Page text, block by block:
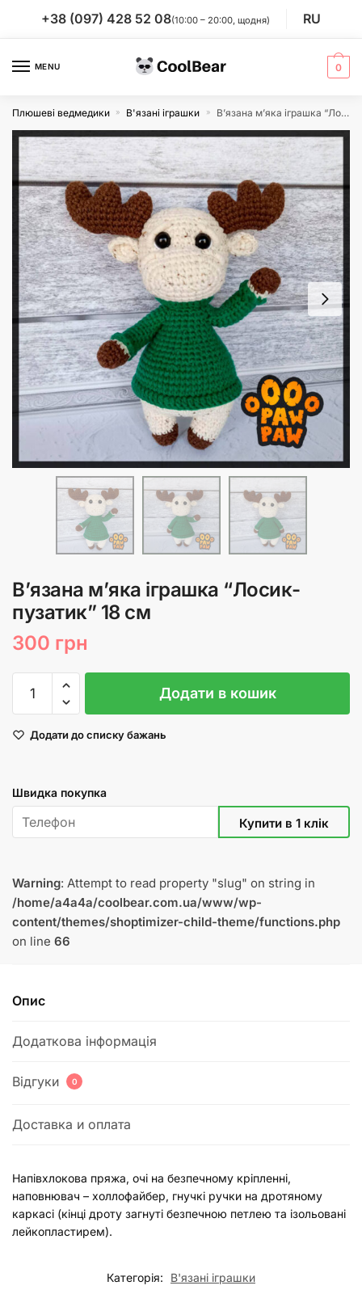
+38 (097) 428 52 08(10:00 – 20:00, щодня) RU
MENU 0
Плюшеві ведмедики » В'язані іграшки » В’язана м’яка іграшка “Лосик-пузатик” 18 см
В’язана м’яка іграшка “Лосик-
пузатик” 18 см
300 грн
м'яка
"Лосик-
см
кількість
Додати в кошик
Додати до списку бажань
Швидка покупка
Warning: Attempt to read property "slug" on string in
/home/a4a4a/coolbear.com.ua/www/wp-
content/themes/shoptimizer-child-theme/functions.php
on line 66
Опис
Додаткова інформація
Відгуки 0
Доставка и оплата
Напівхлокова пряжа, очі на безпечному кріпленні,
наповнювач – холлофайбер, гнучкі ручки на дротяному
каркасі (кінці дроту загнуті безпечною петлею та ізольовані
лейкопластирем).
Категорія: В'язані іграшки